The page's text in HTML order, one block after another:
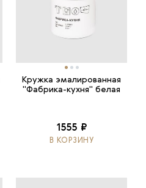
Кружка эмалированная
"Фабрика-кухня" белая
1555 ₽
В КОРЗИНУ